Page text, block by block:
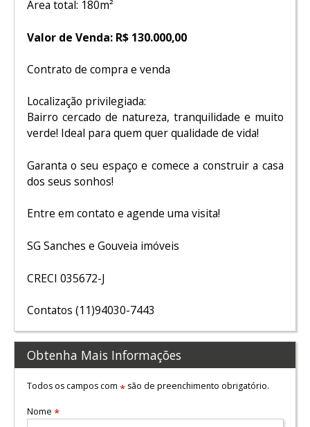
Área total: 180m²
Valor de Venda: R$ 130.000,00
Contrato de compra e venda
Localização privilegiada:
Bairro cercado de natureza, tranquilidade e muito
verde! Ideal para quem quer qualidade de vida!
Garanta o seu espaço e comece a construir a casa
dos seus sonhos!
Entre em contato e agende uma visita!
SG Sanches e Gouveia imóveis
CRECI 035672-J
Contatos (11)94030-7443
Obtenha Mais Informações
Todos os campos com *são de preenchimento obrigatório.
Nome *